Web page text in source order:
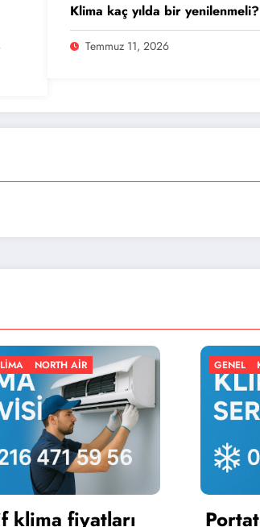
Klima kaç yılda bir yenilenmeli?
Temmuz 11, 2026
GENEL KLIMA NORTH AIR
Portatif klima bakımı